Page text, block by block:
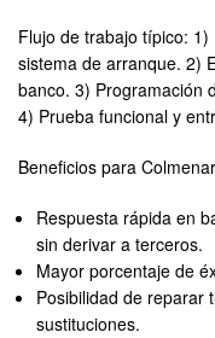
Flujo de trabajo típico:
sistema de arranque. 2)
banco. 3) Programación
4) Prueba funcional y
Beneficios para
Respuesta rápida en
sin derivar a terceros.
Mayor porcentaje de
Posibilidad de reparar
sustituciones.